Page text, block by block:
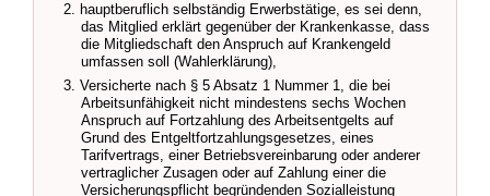
2. hauptberuflich selbständig Erwerbstätige, es sei denn,
das Mitglied erklärt gegenüber der Krankenkasse, dass
die Mitgliedschaft den Anspruch auf Krankengeld
umfassen soll (Wahlerklärung),
3. Versicherte nach § 5 Absatz 1 Nummer 1, die bei
Arbeitsunfähigkeit nicht mindestens sechs Wochen
Anspruch auf Fortzahlung des Arbeitsentgelts auf
Grund des Entgeltfortzahlungsgesetzes, eines
Tarifvertrags, einer Betriebsvereinbarung oder anderer
vertraglicher Zusagen oder auf Zahlung einer die
Versicherungspflicht begründenden Sozialleistung